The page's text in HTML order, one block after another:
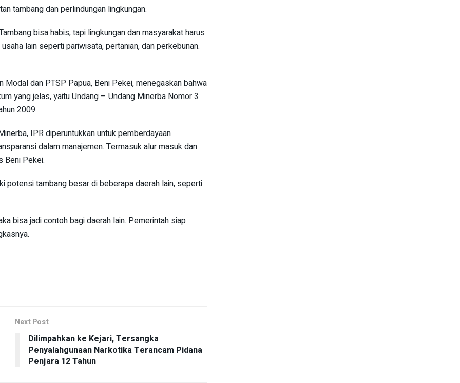
tambang dan perlindungan lingkungan.
bisa habis, tapi lingkungan dan masyarakat harus
lain seperti pariwisata, pertanian, dan perkebunan.
Modal dan PTSP Papua, Beni Pekei, menegaskan bahwa
yang jelas, yaitu Undang – Undang Minerba Nomor 3
2009.
IPR diperuntukkan untuk pemberdayaan
dalam manajemen. Termasuk alur masuk dan
Beni Pekei.
potensi tambang besar di beberapa daerah lain, seperti
bisa jadi contoh bagi daerah lain. Pemerintah siap
Next Post
Dilimpahkan ke Kejari, Tersangka
Penyalahgunaan Narkotika Terancam Pidana
Penjara 12 Tahun